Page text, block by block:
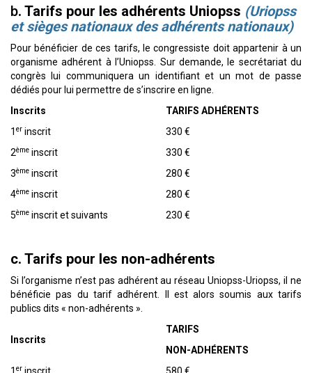
b. Tarifs pour les adhérents Uniopss (Uriopss
et sièges nationaux des adhérents nationaux)
Pour bénéficier de ces tarifs, le congressiste doit appartenir à un
organisme adhérent à l’Uniopss. Sur demande, le secrétariat du
congrès lui communiquera un identifiant et un mot de passe
dédiés pour lui permettre de s’inscrire en ligne.
Inscrits
TARIFS ADH ÉRENTS
1 er inscrit
330 €
2ème inscrit
330 €
3ème inscrit
280 €
4ème inscrit
280 €
5ème inscrit et suivants 230 €
c. Tarifs pour les non-adhérents
Si l’organisme n’est pas adhérent au réseau Uniopss-Uriopss, il ne
bénéficie pas du tarif adhérent. Il est alors soumis aux tarifs
publics dits « non-adhérents ».
Inscrits
TARIFS
NON-ADH ÉRENTS
er